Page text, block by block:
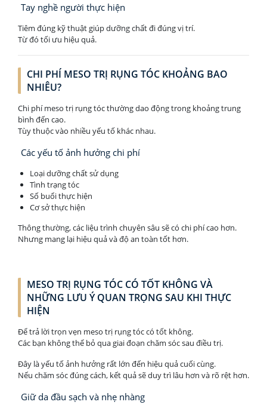
Tay nghề người thực hiện
Tiêm đúng kỹ thuật giúp dưỡng chất đi đúng vị trí.
Từ đó tối ưu hiệu quả.
CHI PHÍ MESO TRỊ RỤNG TÓC KHOẢNG BAO
NHIÊU?
Chi phí meso trị rụng tóc thường dao động trong khoảng trung
bình đến cao.
Tùy thuộc vào nhiều yếu tố khác nhau.
Các yếu tố ảnh hưởng chi phí
Loại dưỡng chất sử dụng
Tình trạng tóc
Số buổi thực hiện
Cơ sở thực hiện
Thông thường, các liệu trình chuyên sâu sẽ có chi phí cao hơn.
Nhưng mang lại hiệu quả và độ an toàn tốt hơn.
MESO TRỊ RỤNG TÓC CÓ TỐT KHÔNG VÀ
NHỮNG LƯU Ý QUAN TRỌNG SAU KHI THỰC
HIỆN
Để trả lời trọn vẹn meso trị rụng tóc có tốt không.
Các bạn không thể bỏ qua giai đoạn chăm sóc sau điều trị.
Đây là yếu tố ảnh hưởng rất lớn đến hiệu quả cuối cùng.
Nếu chăm sóc đúng cách, kết quả sẽ duy trì lâu hơn và rõ rệt hơn.
Giữ da đầu sạch và nhẹ nhàng